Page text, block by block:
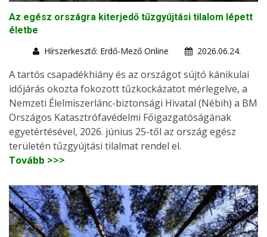
Az egész országra kiterjedő tűzgyújtási tilalom lépett
életbe
Hírszerkesztő: Erdő-Mező Online
2026.06.24.
A tartós csapadékhiány és az országot sújtó kánikulai
időjárás okozta fokozott tűzkockázatot mérlegelve, a
Nemzeti Élelmiszerlánc-biztonsági Hivatal (Nébih) a BM
Országos Katasztrófavédelmi Főigazgatóságának
egyetértésével, 2026. június 25-től az ország egész
területén tűzgyújtási tilalmat rendel el.
Tovább >>>